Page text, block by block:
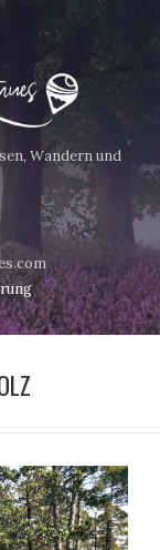
Wandern und